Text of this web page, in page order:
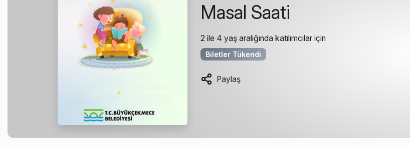
Masal Saati
2 ile 4 yaş aralığında katılımcılar için
Biletler Tükendi
Paylaş